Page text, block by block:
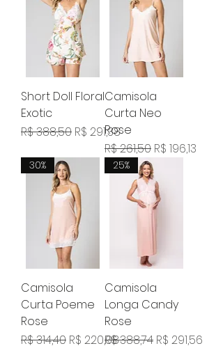
Short Doll Floral
Exotic
Preço normal
R$ 388,50 Preço promocional
R$ 291,38
Camisola
Curta Neo
Rose
Preço normal
R$ 261,50 Preço
R$ 196,13
30%
Camisola
Curta Poeme
Rose
Preço normal
R$ 314,40 Preço promocional
R$ 220,08
25%
Camisola
Longa Candy
Rose
Preço normal
R$ 388,74 Preço
R$ 291,56